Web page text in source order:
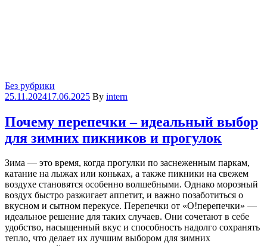
Categories
Без рубрики
25.11.202417.06.2025 By intern
Почему перепечки – идеальный выбор
для зимних пикников и прогулок
Зима — это время, когда прогулки по заснеженным паркам,
катание на лыжах или коньках, а также пикники на свежем
воздухе становятся особенно волшебными. Однако морозный
воздух быстро разжигает аппетит, и важно позаботиться о
вкусном и сытном перекусе. Перепечки от «О!перепечки» —
идеальное решение для таких случаев. Они сочетают в себе
удобство, насыщенный вкус и способность надолго сохранять
тепло, что делает их лучшим выбором для зимних